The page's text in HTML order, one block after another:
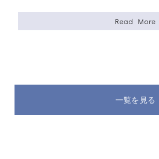
Read More
一覧を見る